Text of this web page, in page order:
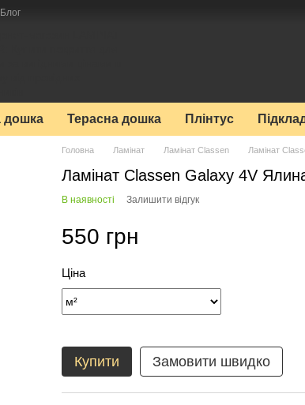
Блог
дошка Терасна дошка Плінтус
Головна Ламінат Ламінат Classen Ламінат
Ламінат Classen Galaxy 4V
В наявності Залишити відгук
550 грн
Ціна
Купити Замовити швидко